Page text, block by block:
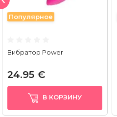
Популярное
Вибратор Power
24.95 €
В КОРЗИНУ